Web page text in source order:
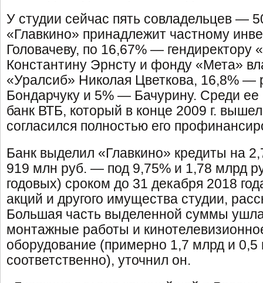
У студии сейчас пять совладельцев —
«Главкино» принадлежит частному
Головачеву, по 16,67% — гендиректору
Константину Эрнсту и фонду «Мета»
«Уралсиб» Николая Цветкова, 16,8% —
Бондарчуку и 5% — Бачурину. Среди
банк ВТБ, который в конце 2009 г.
согласился полностью его
Банк выделил «Главкино» кредиты на
919 млн руб. — под 9,75% и 1,78 млрд
годовых) сроком до 31 декабря 2018
акций и другого имущества студии,
Большая часть выделенной суммы
монтажные работы и
оборудование (примерно 1,7 млрд и 0,5
соответственно), уточнил он.